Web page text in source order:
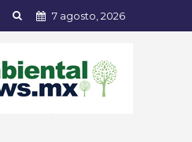
7 agosto, 2026